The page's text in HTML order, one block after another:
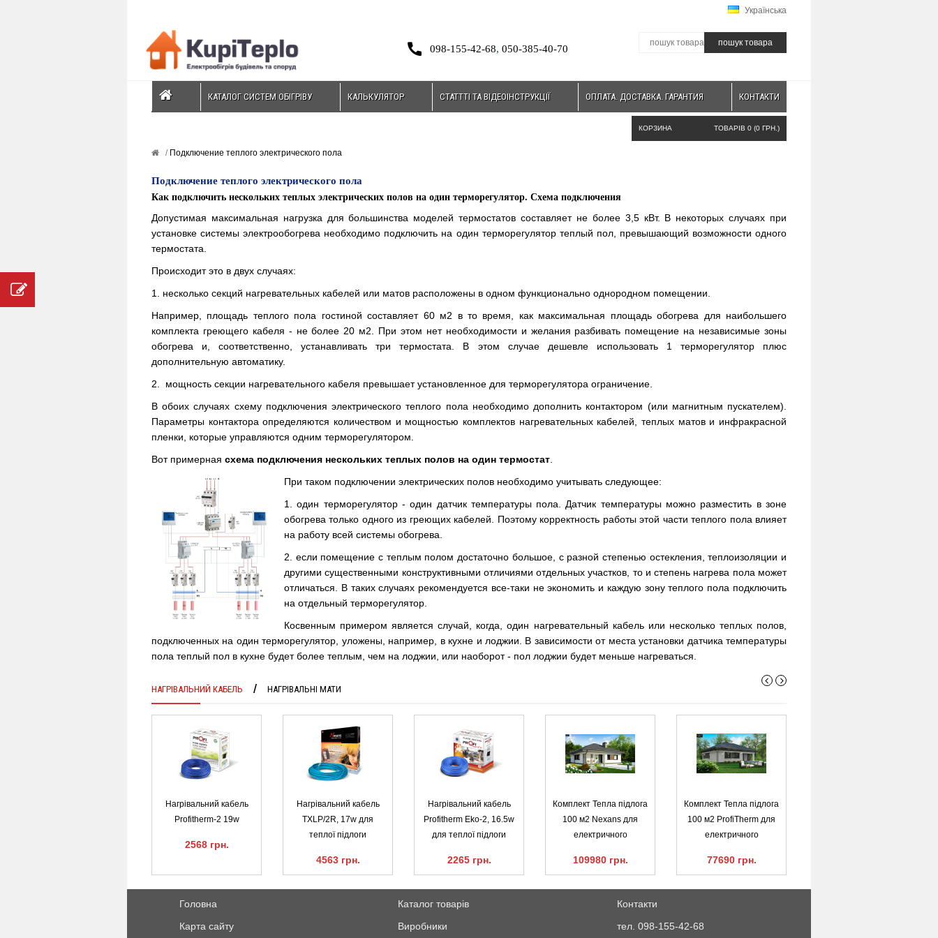
Українська
пошук товара
098-155-42-68, 050-385-40-70
КАТАЛОГ СИСТЕМ ОБІГРІВУ КАЛЬКУЛЯТОР СТАТТТІ ТА ВІДЕОІНСТРУКЦІЇ ОПЛАТА. ДОСТАВКА. ГАРАНТИЯ КОНТАКТИ
КОРЗИНА ТОВАРІВ 0 (0 ГРН.)
Подключение теплого электрического пола
Подключение теплого электрического пола
Как подключить нескольких теплых электрических полов на один терморегулятор. Схема подключения
Допустимая максимальная нагрузка для большинства моделей термостатов составляет не более 3,5 кВт. В некоторых случаях при
установкесистемы электрообогрева необходимо подключить на один терморегулятор теплый пол, превышающий возможности одного
термостата.
Происходит это в двух случаях:
1. несколько секций нагревательных кабелей или матов расположены в одном функционально однородном помещении.
Например, площадь теплого пола гостиной составляет 60 м2 в то время, как максимальная площадь обогрева для наибольшего
комплекта греющего кабеля - не более 20 м2. При этом нет необходимости и желания разбивать помещение на независимые зоны
обогрева и, соответственно, устанавливать три термостата. В этом случае дешевле использовать 1 терморегулятор плюс
дополнительную автоматику.
2. мощность секции нагревательного кабеля превышает установленное для терморегулятора ограничение.
В обоих случаях схему подключения электрического теплого пола необходимо дополнить контактором (или магнитным пускателем).
Параметры контактора определяются количеством и мощностью комплектов нагревательных кабелей, теплых матов и инфракрасной
пленки, которые управляются одним терморегулятором.
Вот примерная схема подключения нескольких теплых полов на один термостат
При таком подключении электрических полов необходимо учитывать следующее:
1. один терморегулятор - один датчик температуры пола. Датчик температуры можно разместить в зоне
обогрева только одного из греющих кабелей. Поэтому корректность работы этой части теплого пола влияет
на работу всей системы обогрева.
2. если помещение с теплым полом достаточно большое, с разной степенью остекления, теплоизоляции и
другими существенными конструктивными отличиями отдельных участков, то и степень нагрева пола может
отличаться. В таких случаях рекомендуется все-таки не экономить и каждую зону теплого пола подключить
на отдельный терморегулятор.
Косвенным примером является случай, когда, один нагревательный кабель или несколько теплых полов,
подключенных на один терморегулятор, уложены, например, в кухне и лоджии. В зависимости от места установки датчика температуры
пола теплый пол в кухне будет более теплым, чем на лоджии, или наоборот - пол лоджии будет меньше нагреваться.
НАГРІВАЛЬНИЙ КАБЕЛЬ НАГРІВАЛЬНІ МАТИ
Нагрівальний кабель
Profitherm-2 19w
2568 грн.
Нагрівальний кабель
TXLP/2R, 17w для
теплої підлоги
4563 грн.
Нагрівальний кабель
Profitherm Eko-2, 16.5w
для теплої підлоги
2265 грн.
Комплект Тепла підлога
100 м2 Nexans для
електричного
109980 грн.
Комплект Тепла підлога
100 м2 ProfiTherm для
електричного
77690 грн.
Головна
Карта сайту
Каталог товарів
Виробники
Контакти
тел. 098-155-42-68